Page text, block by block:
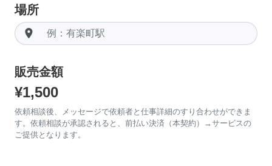
場所
room
販売金額
¥1,500
依頼相談後、メッセージで依頼者と仕事詳細のすり合わせができま
す。依頼相談が承認されると、前払い決済（本契約）→サービスの
ご提供となります。